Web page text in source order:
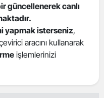
güncellenerek canlı
yapmak isterseniz,
aracını kullanarak
işlemlerinizi